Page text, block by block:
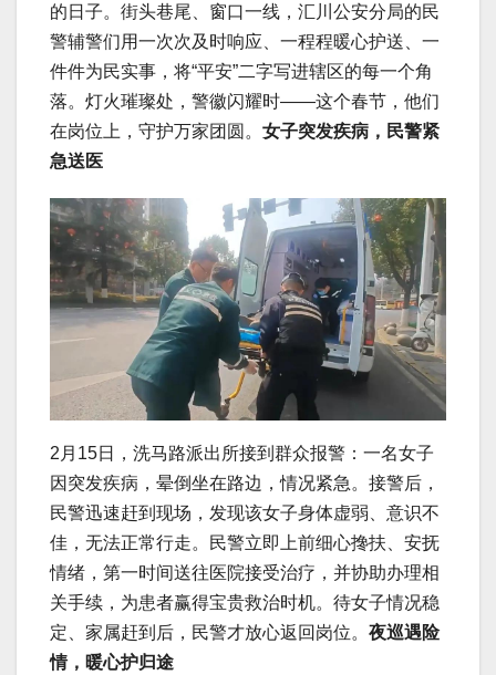
的日子。街头巷尾、窗口一线，汇川公安分局的民
警辅警们用一次次及时响应、一程程暖心护送、一
件件为民实事，将“平安”二字写进辖区的每一个角
落。灯火璀璨处，警徽闪耀时——这个春节，他们
在岗位上，守护万家团圆。 女子突发疾病，民警紧
急送医
2月15日，洗马路派出所接到群众报警：一名女子
因突发疾病，晕倒坐在路边，情况紧急。接警后，
民警迅速赶到现场，发现该女子身体虚弱、意识不
佳，无法正常行走。民警立即上前细心搀扶、安抚
情绪，第一时间送往医院接受治疗，并协助办理相
关手续，为患者赢得宝贵救治时机。待女子情况稳
定、家属赶到后，民警才放心返回岗位。 夜巡遇险
情，暖心护归途